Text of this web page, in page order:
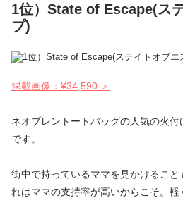
1位）State of Escape(ス
プ)
掲載画像：¥34,590 ＞
ネオプレントートバッグの人気の火
です。
街中で持っているママを見かけるこ
れはママの支持率が高いからこそ。